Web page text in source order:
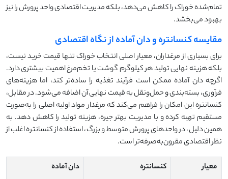
تمام‌شده خوراک را کاهش می‌دهد، بلکه مدیریت اقتصادی واحد پرورش را نیز
بهبود می‌بخشد.
مقایسه کنسانتره و دان آماده از نگاه اقتصادی
برای بسیاری از مرغداران، معیار اصلی انتخاب خوراک تنها قیمت خرید نیست،
بلکه هزینه نهایی تولید هر کیلوگرم گوشت یا تخم‌مرغ اهمیت بیشتری دارد.
اگرچه دان آماده ممکن است فرآیند تغذیه را ساده‌تر کند، اما هزینه‌های
فرآوری، بسته‌بندی و حمل‌ونقل به قیمت نهایی آن اضافه می‌شود. در مقابل،
کنسانتره این امکان را فراهم می‌کند که مرغدار مواد اولیه اصلی را به‌صورت
مستقیم تهیه کرده و با مدیریت بهتر جیره، هزینه تولید را کاهش دهد. به
همین دلیل، در واحدهای پرورش متوسط و بزرگ، استفاده از کنسانتره اغلب از
نظر اقتصادی مقرون‌به‌صرفه‌تر است.
معیار کنسانتره دان آماده